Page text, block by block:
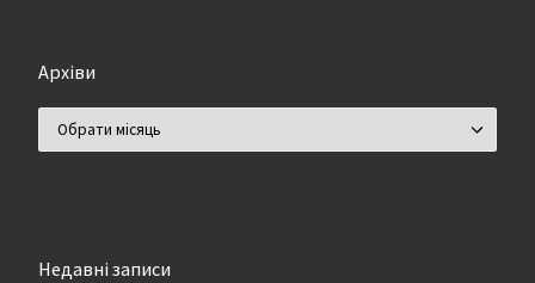
Архіви
Недавні записи